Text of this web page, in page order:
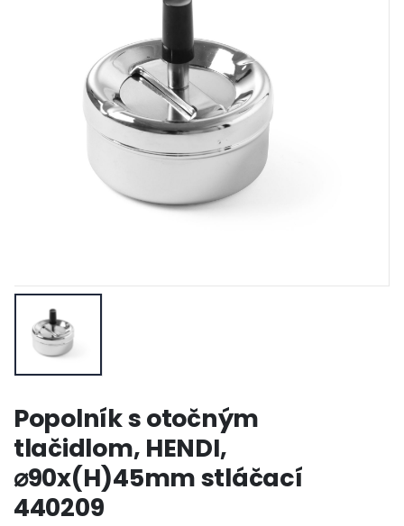
Popolník s otočným
tlačidlom, HENDI,
⌀90x(H)45mm stláčací
440209